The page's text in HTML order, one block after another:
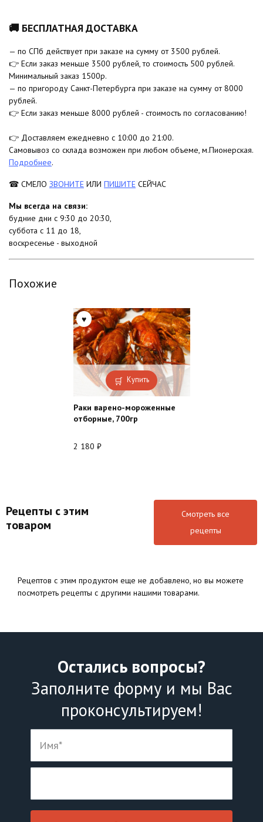
🚚 БЕСПЛАТНАЯ ДОСТАВКА
— по СПб действует при заказе на сумму от 3500 рублей.
👉 Если заказ меньше 3500 рублей, то стоимость 500 рублей.
Минимальный заказ 1500р.
— по пригороду Санкт-Петербурга при заказе на сумму от 8000
рублей.
👉 Если заказ меньше 8000 рублей - стоимость по согласованию!
👉 Доставляем ежедневно с 10:00 до 21:00.
Самовывоз со склада возможен при любом объеме, м.Пионерская.
Подробнее.
☎ СМЕЛО ЗВОНИТЕ ИЛИ ПИШИТЕ СЕЙЧАС
Мы всегда на связи:
будние дни с 9:30 до 20:30,
суббота с 11 до 18,
воскресенье - выходной
Похожие
Купить
Раки варено-мороженные
отборные, 700гр
2 180 ₽
Рецепты с этим
товаром
Смотреть все
рецепты
Рецептов с этим продуктом еще не добавлено, но вы можете
посмотреть рецепты с другими нашими товарами.
Остались вопросы?
Заполните форму и мы Вас
проконсультируем!